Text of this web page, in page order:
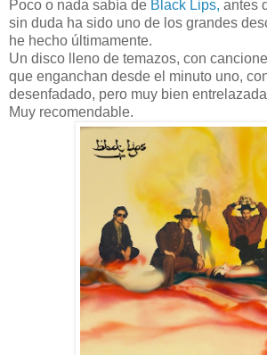
Poco o nada sabía de Black Lips, antes
sin duda ha sido uno de los grandes
he hecho últimamente.
Un disco lleno de temazos, con
que enganchan desde el minuto uno,
desenfadado, pero muy bien
Muy recomendable.